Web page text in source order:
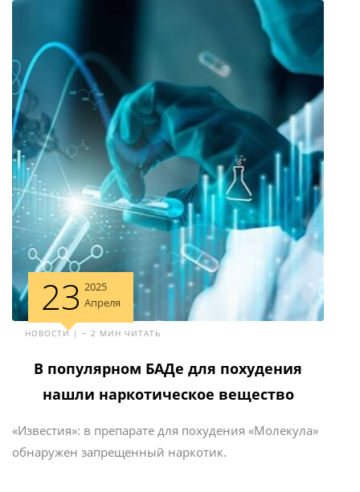
23 2025
Апреля
НОВОСТИ | ~ 2 МИН ЧИТАТЬ
В популярном БАДе для похудения
нашли наркотическое вещество
«Известия»: в препарате для похудения «Молекула»
обнаружен запрещенный наркотик.